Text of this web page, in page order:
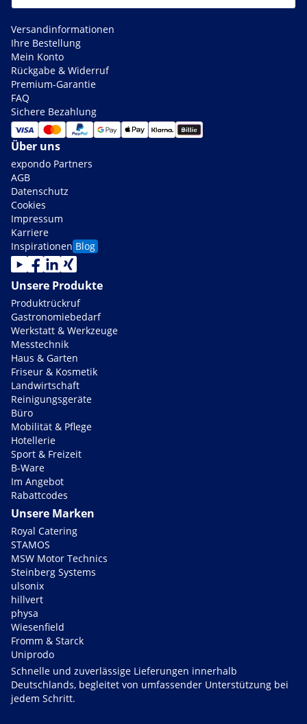
Versandinformationen
Ihre Bestellung
Mein Konto
Rückgabe & Widerruf
Premium-Garantie
FAQ
Sichere Bezahlung
Über uns
expondo Partners
AGB
Datenschutz
Cookies
Impressum
Karriere
Inspirationen Blog
Unsere Produkte
Produktrückruf
Gastronomiebedarf
Werkstatt & Werkzeuge
Messtechnik
Haus & Garten
Friseur & Kosmetik
Landwirtschaft
Reinigungsgeräte
Büro
Mobilität & Pflege
Hotellerie
Sport & Freizeit
B-Ware
Im Angebot
Rabattcodes
Unsere Marken
Royal Catering
STAMOS
MSW Motor Technics
Steinberg Systems
ulsonix
hillvert
physa
Wiesenfield
Fromm & Starck
Uniprodo
Schnelle und zuverlässige Lieferungen innerhalb
Deutschlands, begleitet von umfassender Unterstützung bei
jedem Schritt.